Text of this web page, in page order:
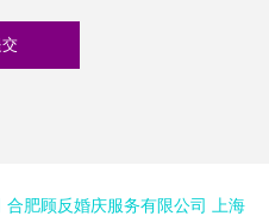
合肥顾反婚庆服务有限公司
上海